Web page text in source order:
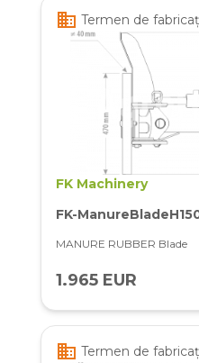
business Termen de
FK Machinery
FK-
MANURE RUBBER Blade
1.965 EUR
business Termen de